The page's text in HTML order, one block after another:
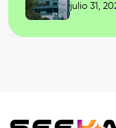
julio 31,